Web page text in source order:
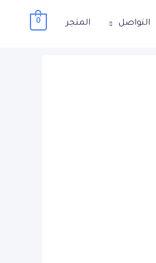
التواصل المتجر 0